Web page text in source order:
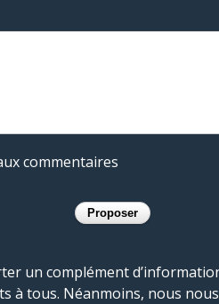
commentaires
un complément
à tous. Néanmoins, nous